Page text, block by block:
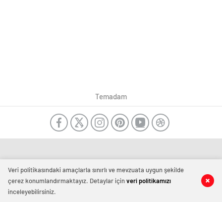
Temadam
Veri politikasındaki amaçlarla sınırlı ve mevzuata uygun şekilde
çerez konumlandırmaktayız. Detaylar içinveri politikamızı
inceleyebilirsiniz.